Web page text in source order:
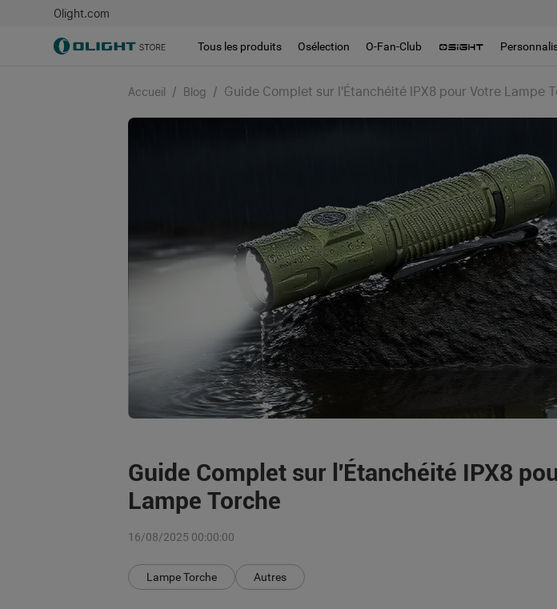
Olight.com
Tous les produits Osélection O-Fan-Club
Accueil / Blog / Guide Complet sur l'Étanchéité IPX8 pour Votre Lampe
Guide Complet sur l'Étanchéité IPX8
Lampe Torche
16/08/2025 00:00:00
Lampe Torche Autres